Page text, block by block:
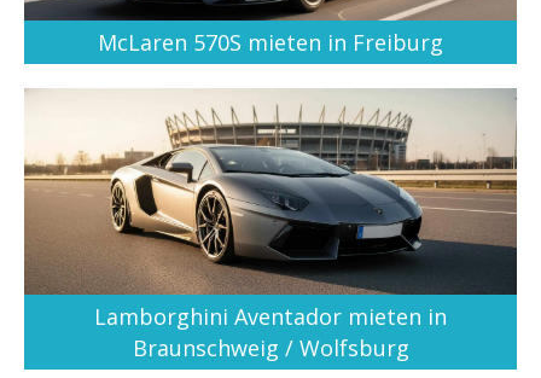
McLaren 570S mieten in Freiburg
Lamborghini Aventador mieten in
Braunschweig / Wolfsburg